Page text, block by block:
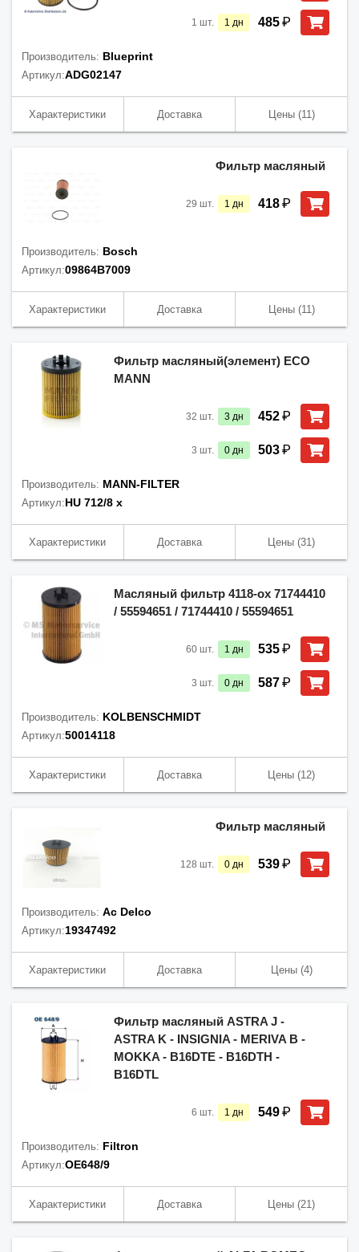
1 шт. 1 дн 485₽
Производитель: Blueprint
Артикул:ADG02147
Характеристики Доставка Цены(11)
Фильтр масляный
29 шт. 1 дн 418₽
Производитель: Bosch
Артикул:09864B7009
Характеристики Доставка Цены(11)
Фильтр масляный(элемент) ECO
MANN
32 шт. 3 дн 452₽
3 шт. 0 дн 503₽
Производитель: MANN-FILTER
Артикул:HU 712/8 x
Характеристики Доставка Цены (31)
Масляный фильтр 4118-ox 71744410
/ 55594651 / 71744410 / 55594651
60 шт. 1 дн 535₽
3 шт. 0 дн 587₽
Производитель: KOLBENSCHMIDT
Артикул:50014118
Характеристики Доставка Цены (12)
Фильтр масляный
128 шт. 0 дн 539₽
Производитель: Ac Delco
Артикул:19347492
Характеристики Доставка Цены(4)
Фильтр масляный ASTRA J -
ASTRA K - INSIGNIA - MERIVA B -
MOKKA - B16DTE - B16DTH -
B16DTL
6 шт. 1 дн 549₽
Производитель: Filtron
Артикул:OE648/9
Характеристики Доставка Цены (21)